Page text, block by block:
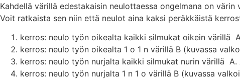
Kahdellä värillä edestakaisin neulottaessa ongelmana on
Voit ratkaista sen niin että neulot aina kaksi peräkkäistä
kerros: neulo työn oikealta kaikki silmukat oikein värillä
kerros: neulo työn oikealta 1 o 1 n värillä B (kuvassa
kerros: neulo työn nurjalta kaikki silmukat nurin värillä A.
kerros: neulo työn nurjalta 1 n 1 o värillä B (kuvassa